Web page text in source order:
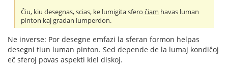
Ĉiu, kiu desegnas, scias, ke lumigita sferoĉiam havas luman
pinton kaj gradan lumperdon.
Ne inverse: Por desegne emfazi la sferan formon helpas
desegni tiun luman pinton. Sed depende de la lumaj kondiĉoj
eĉ sferoj povas aspekti kiel diskoj.